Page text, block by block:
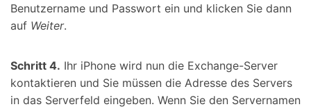
Benutzername und Passwort ein und klicken Sie dann
auf Weiter.
Schritt 4. Ihr iPhone wird nun die Exchange-Server
kontaktieren und Sie müssen die Adresse des Servers
in das Serverfeld eingeben. Wenn Sie den Servernamen